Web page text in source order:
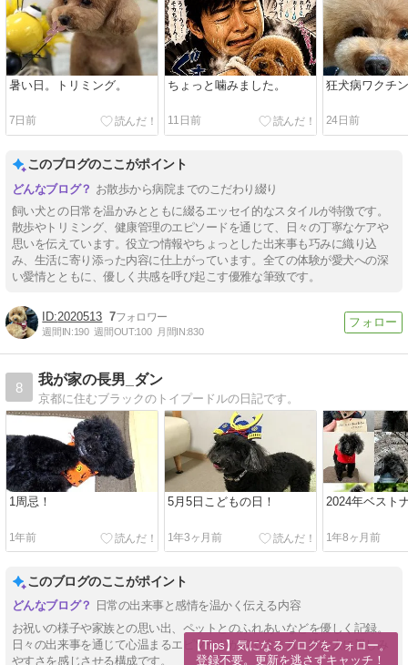
暑い日。トリミング。
7日前
ちょっと噛みました。
11日前
狂犬病ワクチ
24日前
このブログのここがポイント
お散歩から病院までのこだわり綴り
飼い犬との日常を温かみとともに綴るエッセイ的なスタイルが特徴です。
散歩やトリミング、健康管理のエピソードを通じて、日々の丁寧なケアや
思いを伝えています。役立つ情報やちょっとした出来事も巧みに織り込
み、生活に寄り添った内容に仕上がっています。全ての体験が愛犬への深
い愛情とともに、優しく共感を呼び起こす優雅な筆致です。
2020513 7
週間IN:190 週間OUT:100 月間IN:830
8
我が家の長男_ダン
京都に住むブラックのトイプードルの日記です。
1周忌！
1年前
5月5日こどもの日！
1年3ヶ月前
2024年ベスト
1年8ヶ月前
このブログのここがポイント
日常の出来事と感情を温かく伝える内容
お祝いの様子や家族との思い出、ペットとのふれあいなどを優しく記録。
日々の出来事を通じて心温まるエピソードが多く含まれ、読む人に親しみ
やすさを感じさせる構成です。
【Tips】気になるブログをフォロー。
登録不要。更新を逃さずキャッチ！